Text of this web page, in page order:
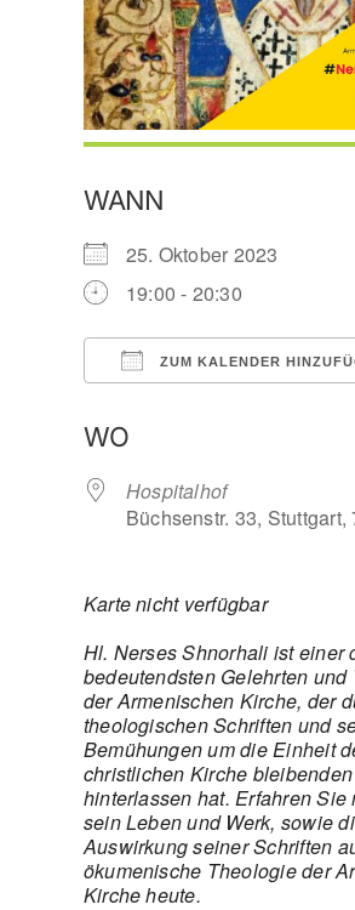
WANN
25. Oktober 2023
19:00 - 20:30
ZUM KALENDER
WO
Hospitalhof
Büchsenstr. 33, Stuttgart,
Karte nicht verfügbar
Hl. Nerses Shnorhali ist einer
bedeutendsten Gelehrten und
der Armenischen Kirche, der
theologischen Schriften und
Bemühungen um die Einheit
christlichen Kirche
hinterlassen hat. Erfahren Sie
sein Leben und Werk, sowie
Auswirkung seiner Schriften
ökumenische Theologie der
Kirche heute.